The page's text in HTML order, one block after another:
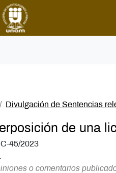
Divulgación de Sentencias
de una
45/2023
o comentarios